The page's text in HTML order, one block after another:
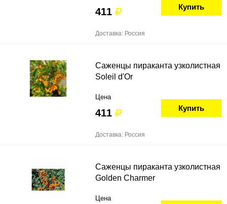
411 Купить
Доставка: Россия
Саженцы пираканта узколистная
Soleil d'Or
Цена
411 Купить
Доставка: Россия
Саженцы пираканта узколистная
Golden Charmer
Цена